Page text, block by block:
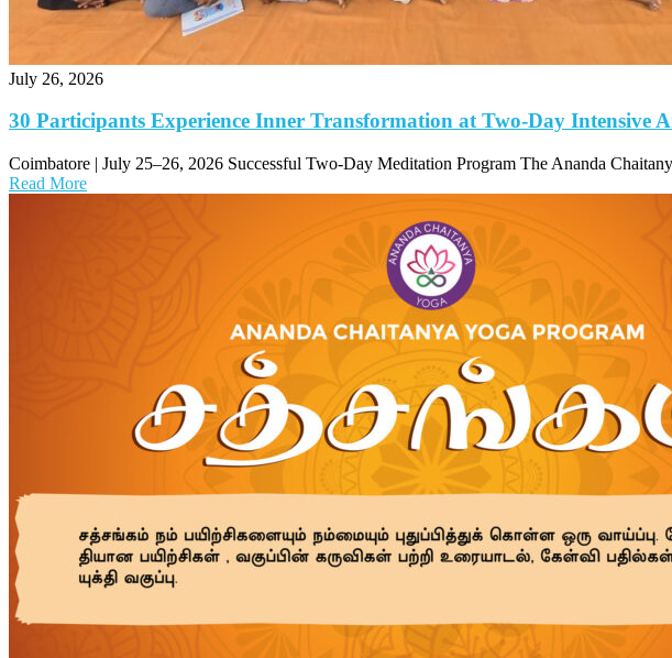
July 26, 2026
30 Participants Experience Inner Transformation at Two-Day Intensive
Coimbatore | July 25–26, 2026 Successful Two-Day Meditation Program The Ananda
Read More